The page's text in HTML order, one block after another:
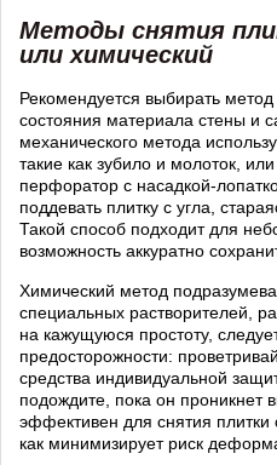
Методы снятия
или химический
Рекомендуется выбирать
состояния материала стены и
механического метода
такие как зубило и молоток,
перфоратор с насадкой-
поддевать плитку с угла,
Такой способ подходит для
возможность аккуратно
Химический метод
специальных растворителей,
на кажущуюся простоту,
предосторожности:
средства индивидуальной
подождите, пока он проникнет
эффективен для снятия плитки
как минимизирует риск